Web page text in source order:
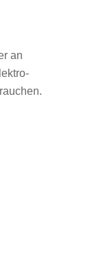
an